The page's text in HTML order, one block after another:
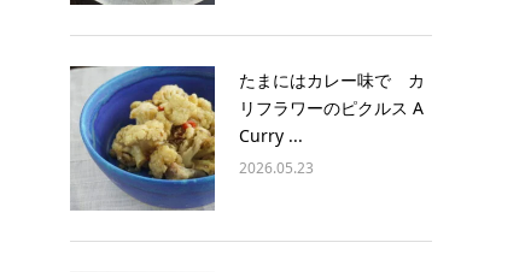
たまにはカレー味で カ
リフラワーのピクルス A
Curry ...
2026.05.23